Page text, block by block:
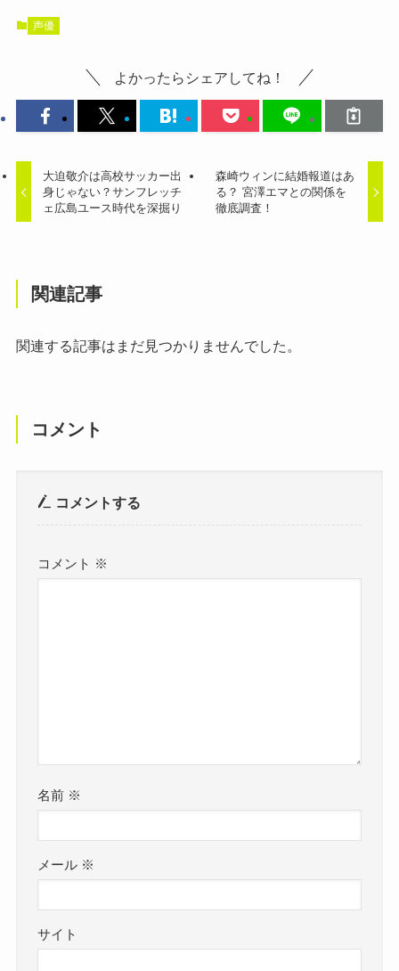
声優
よかったらシェアしてね！
大迫敬介は高校サッカー出
身じゃない？サンフレッチ
ェ広島ユース時代を深掘り
森崎ウィンに結婚報道はあ
る？ 宮澤エマとの関係を
徹底調査！
関連記事
関連する記事はまだ見つかりませんでした。
コメント
コメントする
コメント ※
名前 ※
メール ※
サイト